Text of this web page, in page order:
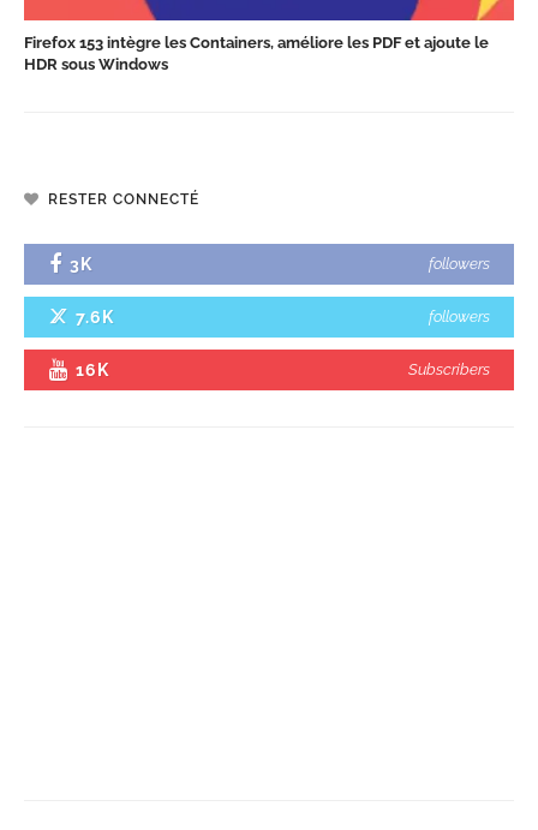
Firefox 153 intègre les Containers, améliore les PDF et ajoute le
HDR sous Windows
RESTER CONNECTÉ
3K followers
7.6K followers
16K Subscribers